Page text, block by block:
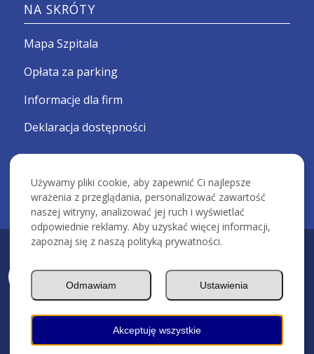
NA SKRÓTY
Mapa Szpitala
Opłata za parking
Informacje dla firm
Deklaracja dostępności
KRAKOWSKI SZPITAL SPECJALISTYCZNY IM. ŚW. JANA PAWŁA II -
Devcomm ICT
Używamy pliki cookie, aby zapewnić Ci najlepsze
wrażenia z przeglądania, personalizować zawartość
naszej witryny, analizować jej ruch i wyświetlać
odpowiednie reklamy. Aby uzyskać więcej informacji,
zapoznaj się z naszą polityką prywatności.
Akceptuję wszystkie
Ustawienia
Odmawiam